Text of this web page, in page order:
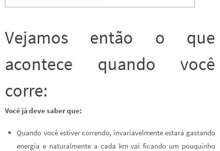
Vejamos então o que
acontece quando você
corre:
Você já deve saber que:
Quando você estiver correndo, invariavelmente estará gastando
energia e naturalmente a cada km vai ficando um pouquinho